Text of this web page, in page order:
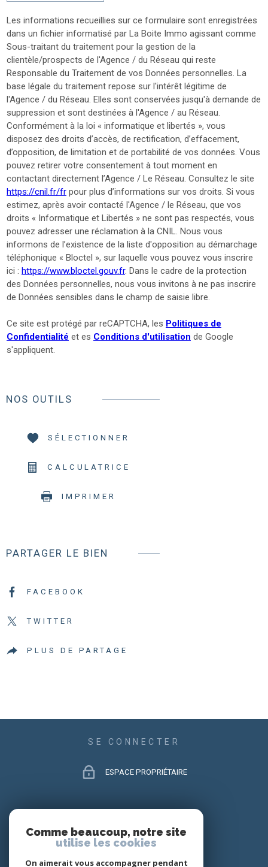
Les informations recueillies sur ce formulaire sont enregistrées
dans un fichier informatisé par La Boite Immo agissant comme
Sous-traitant du traitement pour la gestion de la
clientèle/prospects de l'Agence / du Réseau qui reste
Responsable du Traitement de vos Données personnelles. La
base légale du traitement repose sur l'intérêt légitime de
l'Agence / du Réseau. Elles sont conservées jusqu'à demande de
suppression et sont destinées à l'Agence / au Réseau.
Conformément à la loi « informatique et libertés », vous
disposez des droits d’accès, de rectification, d’effacement,
d’opposition, de limitation et de portabilité de vos données. Vous
pouvez retirer votre consentement à tout moment en
contactant directement l’Agence / Le Réseau. Consultez le site
https://cnil.fr/fr pour plus d’informations sur vos droits. Si vous
estimez, après avoir contacté l'Agence / le Réseau, que vos
droits « Informatique et Libertés » ne sont pas respectés, vous
pouvez adresser une réclamation à la CNIL. Nous vous
informons de l’existence de la liste d'opposition au démarchage
téléphonique « Bloctel », sur laquelle vous pouvez vous inscrire
ici : https://www.bloctel.gouv.fr. Dans le cadre de la protection
des Données personnelles, nous vous invitons à ne pas inscrire
de Données sensibles dans le champ de saisie libre.
Ce site est protégé par reCAPTCHA, les Politiques de
Confidentialité et es Conditions d'utilisation de Google
s'appliquent.
NOS OUTILS
SÉLECTIONNER
CALCULATRICE
IMPRIMER
PARTAGER LE BIEN
FACEBOOK
TWITTER
PLUS DE PARTAGE
SE CONNECTER
ESPACE PROPRIÉTAIRE
Comme beaucoup, notre site
utilise les cookies
On aimerait vous accompagner pendant